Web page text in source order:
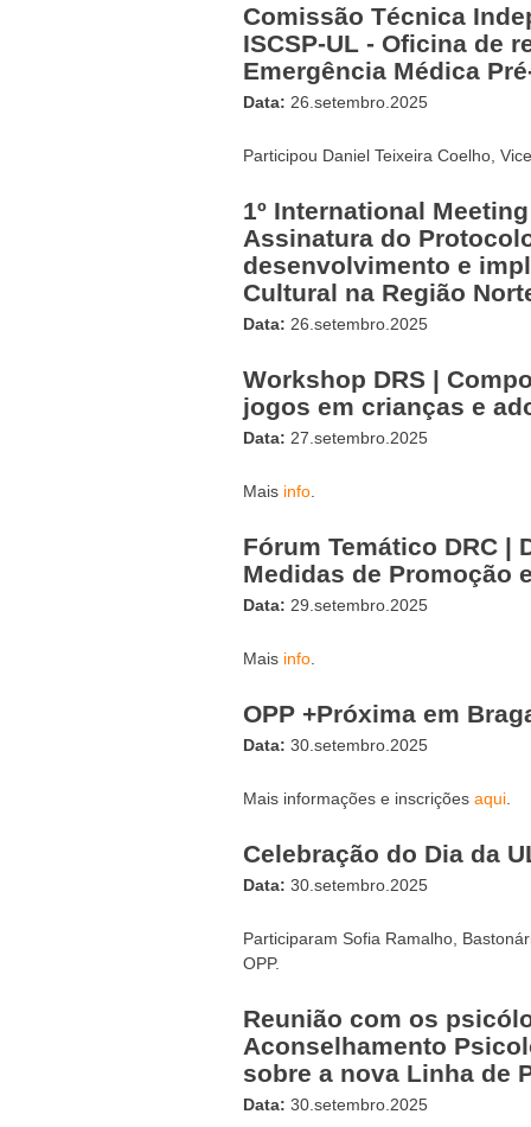
Comissão Técnica
ISCSP-UL - Oficina de
Emergência Médica
Data: 26.setembro.2025
Participou Daniel Teixeira Coelho,
1º International
Assinatura do
desenvolvimento e
Cultural na Região
Data: 26.setembro.2025
Workshop DRS |
jogos em crianças e
Data: 27.setembro.2025
Mais info
Fórum Temático DRC |
Medidas de Promoção
Data: 29.setembro.2025
Mais info
OPP +Próxima em
Data: 30.setembro.2025
Mais informações e inscrições aqui
Celebração do Dia da
Data: 30.setembro.2025
Participaram Sofia Ramalho,
OPP.
Reunião com os
Aconselhamento
sobre a nova Linha de
Data: 30.setembro.2025